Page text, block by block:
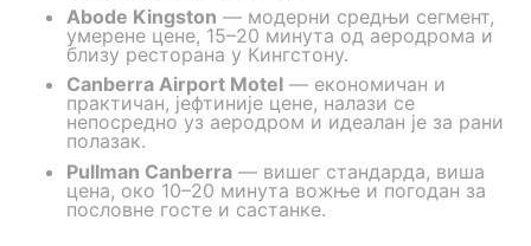
Abode Kingston — модерни средњи сегмент,
умерене цене, 15–20 минута од аеродрома и
близу ресторана у Кингстону.
Canberra Airport Motel — економичан и
практичан, јефтиније цене, налази се
непосредно уз аеродром и идеалан је за рани
полазак.
Pullman Canberra — вишег стандарда, виша
цена, око 10–20 минута вожње и погодан за
пословне госте и састанке.